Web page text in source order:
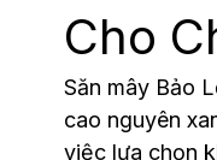
For Foreigners (EN)
Cho
Săn mây Bảo
cao nguyên
việc lựa chọn